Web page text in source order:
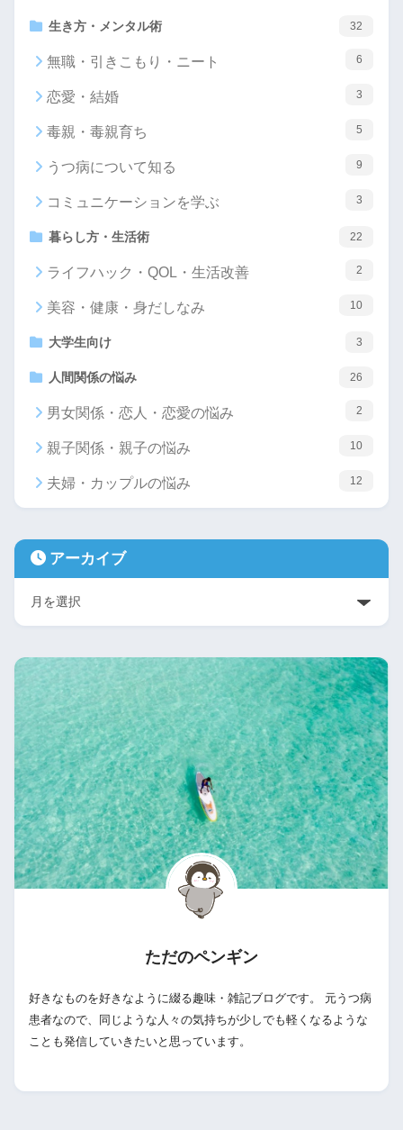
生き方・メンタル術 32
無職・引きこもり・ニート 6
恋愛・結婚 3
毒親・毒親育ち 5
うつ病について知る 9
コミュニケーションを学ぶ 3
暮らし方・生活術 22
ライフハック・QOL・生活改善 2
美容・健康・身だしなみ 10
大学生向け 3
人間関係の悩み 26
男女関係・恋人・恋愛の悩み 2
親子関係・親子の悩み 10
夫婦・カップルの悩み 12
アーカイブ
ただのペンギン
好きなものを好きなように綴る趣味・雑記ブログです。 元うつ病
患者なので、同じような人々の気持ちが少しでも軽くなるような
ことも発信していきたいと思っています。